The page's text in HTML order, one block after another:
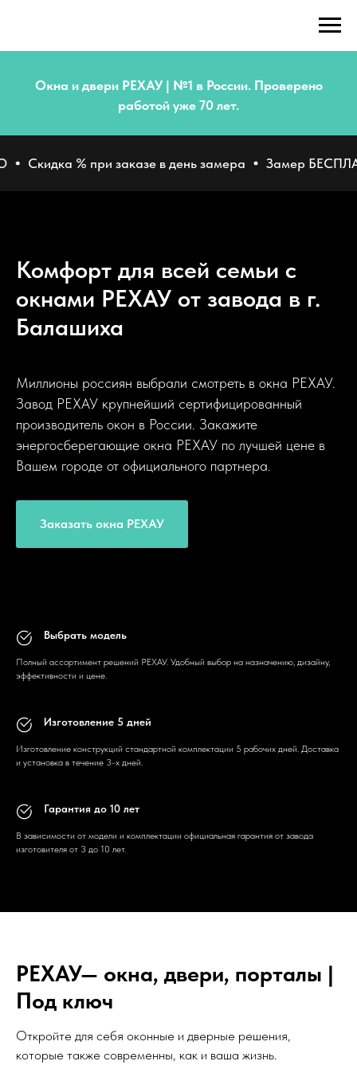
Окна и двери РЕХАУ | №1 в России. Проверено
работой уже 70 лет.
при заказе в день замера Замер БЕСПЛАТНО
Комфорт для всей семьи с
окнами РЕХАУ от завода в г.
Балашиха
Миллионы россиян выбрали смотреть в окна РЕХАУ.
Завод РЕХАУ крупнейший сертифицированный
производитель окон в России. Закажите
энергосберегающие окна РЕХАУ по лучшей цене в
Вашем городе от официального партнера.
Заказать окна РЕХАУ
Выбрать модель
Полный ассортимент решений РЕХАУ. Удобный выбор на назначению, дизайну,
эффективности и цене.
Изготовление 5 дней
Изготовление конструкций стандартной комплектации 5 рабочих дней. Доставка
и установка в течение 3-х дней.
Гарантия до 10 лет
В зависимости от модели и комплектации официальная гарантия от завода
изготовителя от 3 до 10 лет.
РЕХАУ— окна, двери, порталы |
Под ключ
Откройте для себя оконные и дверные решения,
которые также современны, как и ваша жизнь.